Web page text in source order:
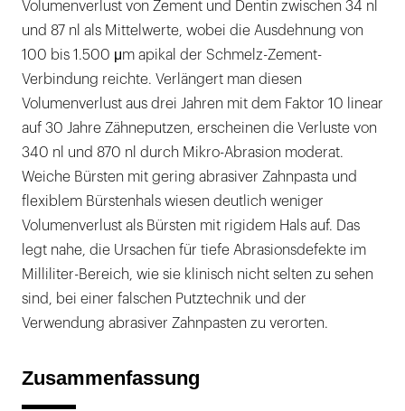
Volumenverlust von Zement und Dentin zwischen 34 nl
und 87 nl als Mittelwerte, wobei die Ausdehnung von
100 bis 1.500 μm apikal der Schmelz-Zement-
Verbindung reichte. Verlängert man diesen
Volumenverlust aus drei Jahren mit dem Faktor 10 linear
auf 30 Jahre Zähneputzen, erscheinen die Verluste von
340 nl und 870 nl durch Mikro-Abrasion moderat.
Weiche Bürsten mit gering abrasiver Zahnpasta und
flexiblem Bürstenhals wiesen deutlich weniger
Volumenverlust als Bürsten mit rigidem Hals auf. Das
legt nahe, die Ursachen für tiefe Abrasionsdefekte im
Milliliter-Bereich, wie sie klinisch nicht selten zu sehen
sind, bei einer falschen Putztechnik und der
Verwendung abrasiver Zahnpasten zu verorten.
Zusammenfassung